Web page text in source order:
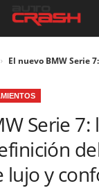
El nuevo BMW Serie
Serie 7:
lujo y